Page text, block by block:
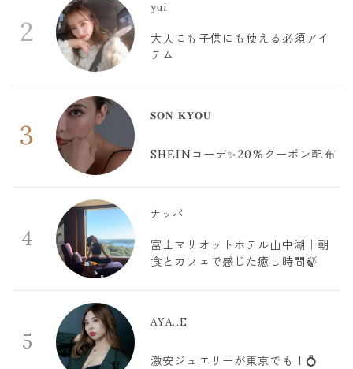
2
yui
大人にも子供にも使える必須アイ
テム
3
𝐒𝐎𝐍 𝐊𝐘𝐎𝐔
SHEINコーデ✨20%クーポン配布
4
ナッパ
富士マリオットホテル山中湖｜朝
食とカフェで感じた癒し時間🍃
5
AYA..E
激安ジュエリーが東京でも！💍